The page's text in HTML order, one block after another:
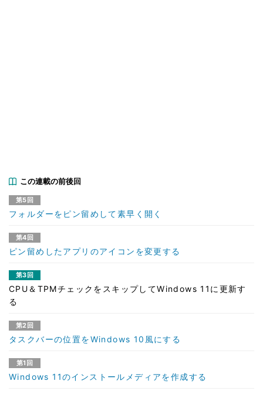
この連載の前後回
第5回
フォルダーをピン留めして素早く開く
第4回
ピン留めしたアプリのアイコンを変更する
第3回
CPU＆TPMチェックをスキップしてWindows 11に更新す
る
第2回
タスクバーの位置をWindows 10風にする
第1回
Windows 11のインストールメディアを作成する